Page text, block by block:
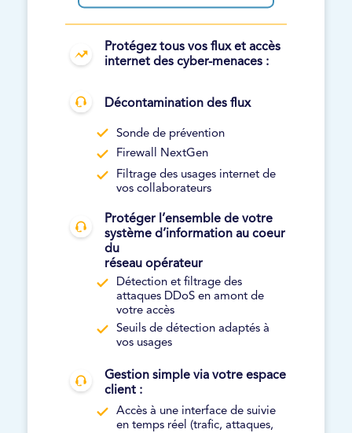
Protégez tous vos flux et accès
internet des cyber-menaces :
Décontamination des flux
Sonde de prévention
Firewall NextGen
Filtrage des usages internet de
vos collaborateurs
Protéger l’ensemble de votre
système d’information au coeur
du
réseau opérateur
Détection et filtrage des
attaques DDoS en amont de
votre accès
Seuils de détection adaptés à
vos usages
Gestion simple via votre espace
client :
Accès à une interface de suivie
en temps réel (trafic, attaques,